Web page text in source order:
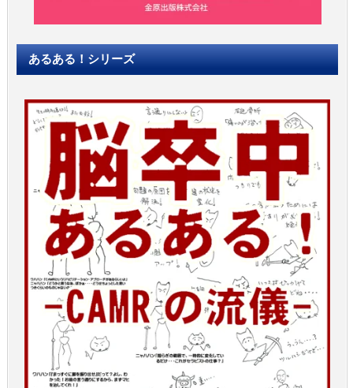
あるある！シリーズ